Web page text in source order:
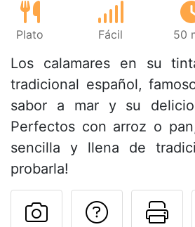
Plato Fácil 50
Los calamares en su
tradicional español,
sabor a mar y su
Perfectos con arroz o
sencilla y llena de
probarla!